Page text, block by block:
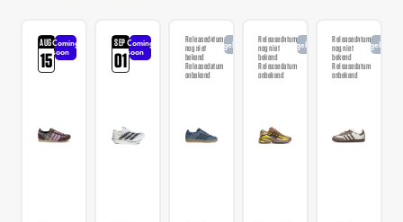
AUG
15
Coming
soon
SEP
01
Coming
soon
Releasedatum
nog niet
bekend
Releasedatum
onbekend
AangekondigdReleasedatum
nog niet
bekend
Releasedatum
onbekend
AangekondigdReleasedatum
nog niet
bekend
Releasedatum
onbekend